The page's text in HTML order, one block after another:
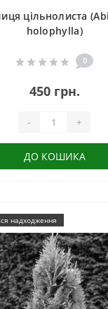
цільнолиста
holophylla)
0
450 грн.
- +
ДО КОШИКА
надходження